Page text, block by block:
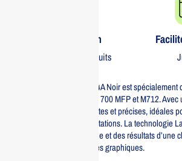
Garantie 1 an
Sur tous nos produits
La cartouche de toner HP 14A Noir est
imprimantes LaserJet HP LJ 700 MFP et M712.
garantit des impressions nettes et précises, idéales
professionnels et les présentations. La technologie
vitesse d’impression optimale et des résultats
ce soit pour des textes ou des graphiques.